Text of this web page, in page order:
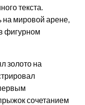
текста.
мировой арене,
фигурном
золото на
сочетанием